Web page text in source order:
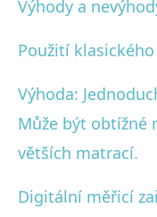
Výhody a
Použití
Výhoda:
Může být obtížné
větších matrací.
Digitální měřicí